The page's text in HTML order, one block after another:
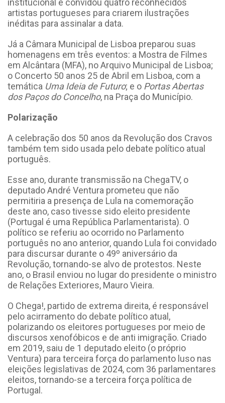
institucional e convidou quatro reconhecidos
artistas portugueses para criarem ilustrações
inéditas para assinalar a data.
Já a Câmara Municipal de Lisboa preparou suas
homenagens em três eventos: a Mostra de Filmes
em Alcântara (MFA), no Arquivo Municipal de Lisboa;
o Concerto 50 anos 25 de Abril em Lisboa, com a
temática Uma Ideia de Futuro; e o Portas Abertas
dos Paços do Concelho, na Praça do Município.
Polarização
A celebração dos 50 anos da Revolução dos Cravos
também tem sido usada pelo debate político atual
português.
Esse ano, durante transmissão na ChegaTV, o
deputado André Ventura prometeu que não
permitiria a presença de Lula na comemoração
deste ano, caso tivesse sido eleito presidente
(Portugal é uma República Parlamentarista). O
político se referiu ao ocorrido no Parlamento
português no ano anterior, quando Lula foi convidado
para discursar durante o 49º aniversário da
Revolução, tornando-se alvo de protestos. Neste
ano, o Brasil enviou no lugar do presidente o ministro
de Relações Exteriores, Mauro Vieira.
O Chega!, partido de extrema direita, é responsável
pelo acirramento do debate político atual,
polarizando os eleitores portugueses por meio de
discursos xenofóbicos e de anti imigração. Criado
em 2019, saiu de 1 deputado eleito (o próprio
Ventura) para terceira força do parlamento luso nas
eleições legislativas de 2024, com 36 parlamentares
eleitos, tornando-se a terceira força política de
Portugal.